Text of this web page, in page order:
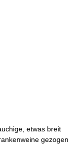
etwas breit
gezogen